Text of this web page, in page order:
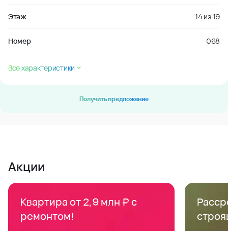
Этаж 14 из19
Номер 068
Все характеристики
Получить предложение
Акции
Квартира от 2,9 млн ₽ с
ремонтом!